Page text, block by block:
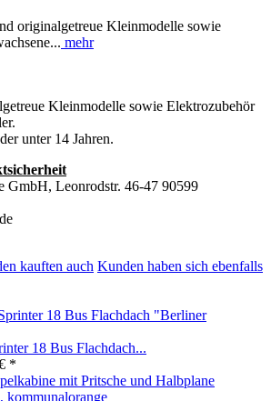
originalgetreue Kleinmodelle sowie
mehr
Kleinmodelle sowie Elektrozubehör
unter 14 Jahren.
GmbH, Leonrodstr. 46-47 90599
kauften auch Kunden haben sich ebenfalls
18 Bus Flachdach...
*